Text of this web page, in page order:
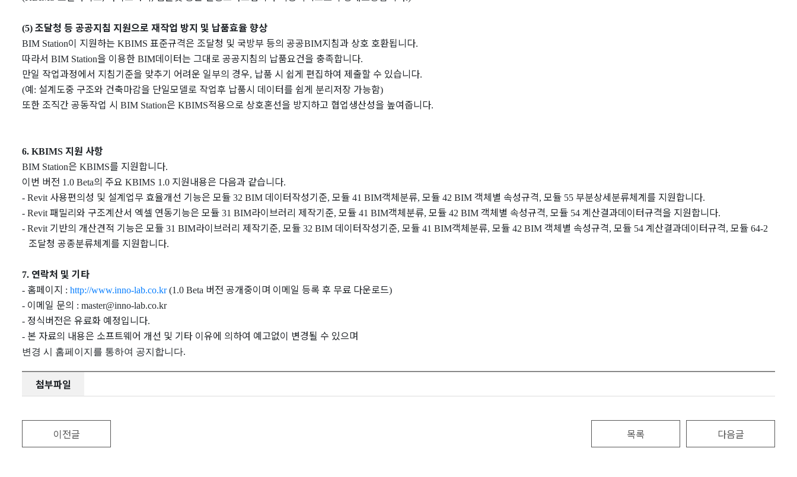
(5) 조달청 등 공공지침 지원으로 재작업 방지 및 납품효율 향상
BIM Station이 지원하는 KBIMS 표준규격은 조달청 및 국방부 등의 공공BIM지침과 상호 호환됩니다.
따라서 BIM Station을 이용한 BIM데이터는 그대로 공공지침의 납품요건을 충족합니다.
만일 작업과정에서 지침기준을 맞추기 어려운 일부의 경우, 납품 시 쉽게 편집하여 제출할 수 있습니다.
(예: 설계도중 구조와 건축마감을 단일모델로 작업후 납품시 데이터를 쉽게 분리저장 가능함)
또한 조직간 공동작업 시 BIM Station은 KBIMS적용으로 상호혼선을 방지하고 협업생산성을 높여줍니다.
6. KBIMS 지원 사항
BIM Station은 KBIMS를 지원합니다.
이번 버전 1.0 Beta의 주요 KBIMS 1.0 지원내용은 다음과 같습니다.
- Revit 사용편의성 및 설계업무 효율개선 기능은 모듈 32 BIM 데이터작성기준, 모듈 41 BIM객체분류, 모듈 42 BIM 객체별 속성규격, 모듈 55 부분상세분류체계를 지원합니다.
- Revit 패밀리와 구조계산서 엑셀 연동기능은 모듈 31 BIM라이브러리 제작기준, 모듈 41 BIM객체분류, 모듈 42 BIM 객체별 속성규격, 모듈 54 계산결과데이터규격을 지원합니다.
- Revit 기반의 개산견적 기능은 모듈 31 BIM라이브러리 제작기준, 모듈 32 BIM 데이터작성기준, 모듈 41 BIM객체분류, 모듈 42 BIM 객체별 속성규격, 모듈 54 계산결과데이터규격, 모듈 64-2
조달청 공종분류체계를 지원합니다.
7. 연락처 및 기타
- 홈페이지 : http://www.inno-lab.co.kr(1.0 Beta 버전 공개중이며 이메일 등록 후 무료 다운로드)
- 이메일 문의 : master@inno-lab.co.kr
- 정식버전은 유료화 예정입니다.
- 본 자료의 내용은 소프트웨어 개선 및 기타 이유에 의하여 예고없이 변경될 수 있으며
변경 시 홈페이지를 통하여 공지합니다.
첨부파일
이전글 다음글
목록